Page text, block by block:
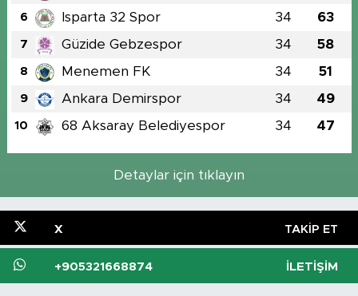
6 Isparta 32 Spor 34 63
7 Güzide Gebzespor 34 58
8 Menemen FK 34 51
9 Ankara Demirspor 34 49
10 68 Aksaray Belediyespor 34 47
Detaylar için tıklayın
X TAKIP ET
+905321668874 İLETIŞIM